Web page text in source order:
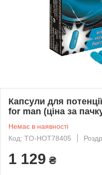
Капсули для
for man (ціна за
Немає в наявності
Код: TO-HOT78405
1 129 ₴